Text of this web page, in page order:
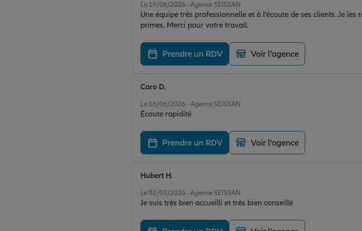
Le 19/06/2026 - Agence SEISSAN
Une équipe très professionnelle et à l'écoute de ses clients. Je
primes. Merci pour votre travail.
Prendre un RDV Voir l'agence
Le 16/06/2026 - Agence SEISSAN
Écoute rapidité
Caro D.
Prendre un RDV Voir l'agence
Le 02/03/2026 - Agence SEISSAN
Je suis très bien accueilli et très bien conseillé
Hubert H.